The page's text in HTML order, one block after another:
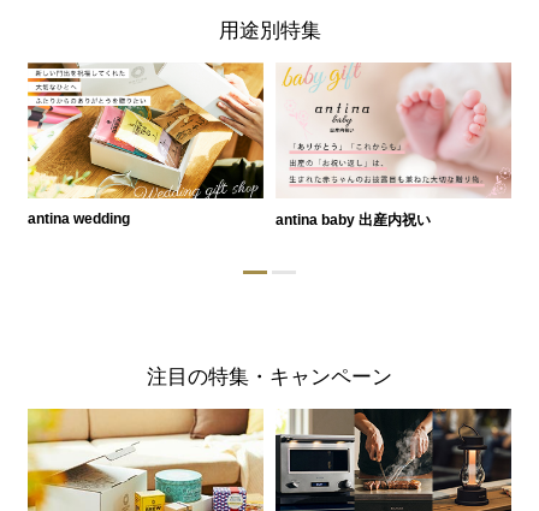
用途別特集
antina wedding antina baby 出産内祝い
注目の特集・キャンペーン